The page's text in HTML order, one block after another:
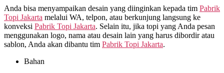
Anda bisa menyampaikan desain yang diinginkan kepada tim Pabrik
Topi Jakarta melalui WA, telpon, atau berkunjung langsung ke
konveksi Pabrik Topi Jakarta. Selain itu, jika topi yang Anda pesan
menggunakan logo, nama atau desain lain yang harus dibordir atau
sablon, Anda akan dibantu tim Pabrik Topi Jakarta.
Bahan